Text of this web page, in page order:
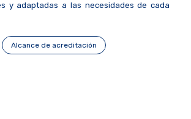
y adaptadas a las necesidades de cada
Alcance de acreditación